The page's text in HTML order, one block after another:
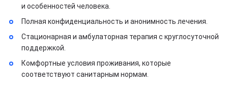
и особенностей человека.
Полная конфиденциальность и анонимность лечения.
Стационарная и амбулаторная терапия с круглосуточной
поддержкой.
Комфортные условия проживания, которые
соответствуют санитарным нормам.